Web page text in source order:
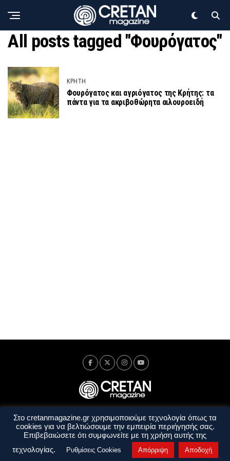
All posts tagged "Φουρόγατος"
ΚΡΗΤΗ
Φουρόγατος και αγριόγατος της Κρήτης: τα
πάντα για τα ακριβοθώρητα αιλουροειδή
Ταυτότητα Πολιτική Απορρήτου
Όροι Χρήσης
Όροι και Προϋποθέσεις
Στο cretanmagazine.gr χρησιμοποιούμε τεχνολογία όπως τα
cookies για να βελτιώσουμε την εμπειρία περιήγησής σας.
Επιβεβαιώσετε ότι συμφωνείτε με τη χρήση αυτής της
τεχνολογίας.
Ρυθμίσεις Cookies Απόρριψη Αποδοχή